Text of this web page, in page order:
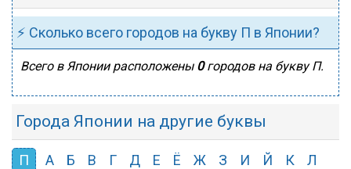
⚡ Сколько всего городов на букву П в Японии?
Всего в Японии расположены 0городов на букву П.
Города Японии на другие буквы
П А Б В Г Д Е Ё Ж З И Й К
Л